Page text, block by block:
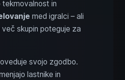
tekmovalnost in
med igralci – ali
več skupin poteguje za
svojo zgodbo.
lastnike in